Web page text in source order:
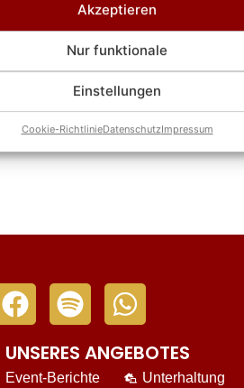
Akzeptieren
Nur funktionale
Einstellungen
Cookie-RichtlinieDatenschutzImpressum
„Rote Rosen“ Vorschau: Schock für
„Rote Rosen“ Vorschau: Simon kollabiert!
ANGEBOTES
Event-Berichte
Unterhaltung